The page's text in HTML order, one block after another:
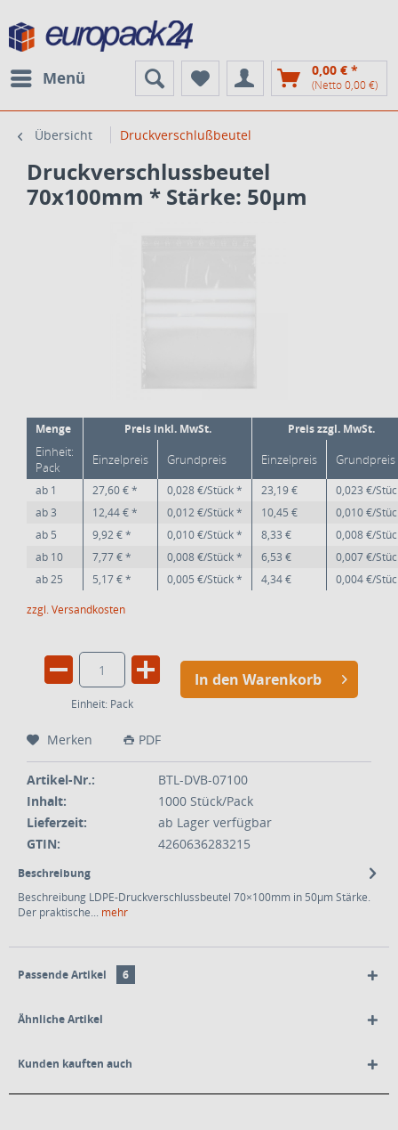
Menü 0,00 € *
(Netto 0,00 €)
Übersicht Druckverschlußbeutel
Druckverschlussbeutel
70x100mm * Stärke: 50µm
Menge Preis inkl. MwSt. Preis zzgl. MwSt.
Einheit:
Pack
Einzelpreis Grundpreis Einzelpreis Grundpreis
ab 1 27,60 € * 0,028 €/Stück * 23,19 €
0,023 €/
ab3 12,44 € * 0,012 €/Stück * 10,45 €
0,010 €/
ab 5 9,92 € * 0,010 €/Stück * 8,33 €
0,008 €/
ab 10 7,77 € * 0,008 €/Stück * 6,53 €
0,007 €/
ab25 5,17 € * 0,005 €/Stück * 4,34 €
0,004 €/
zzgl. Versandkosten
Einheit: Pack
In den Warenkorb
Merken PDF
Artikel-Nr.:
BTL-DVB-07100
Inhalt:
1000 Stück/Pack
Lieferzeit:
ab Lager verfügbar
GTIN:
4260636283215
Beschreibung
Beschreibung LDPE-Druckverschlussbeutel 70×100mm in 50µm Stärke.
Der praktische... mehr
Passende Artikel 6
Ähnliche Artikel
Kunden kauften auch